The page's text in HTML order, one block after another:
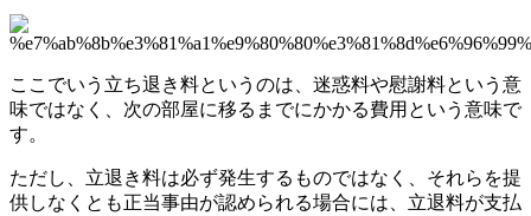
ここでいう立ち退き料というのは、迷惑料や慰謝料という意
味ではなく、次の部屋に移るまでにかかる費用という意味で
す。
ただし、立退き料は必ず発生するものではなく、それらを提
供しなくとも正当事由が認められる場合には、立退料が支払